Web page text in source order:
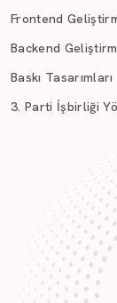
Frontend
Backend
Baskı Tasarımları
3. Parti İşbirliği